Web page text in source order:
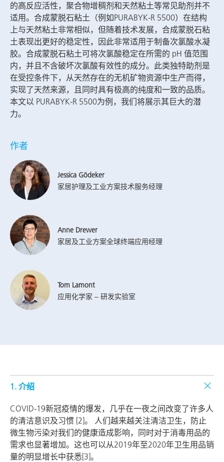
的高反应活性，聚合物增稠剂和天然粘土等常见助剂并不
适用。合成蒙脱石粘土（例如PURABYK-R 5500）在结构
上与天然粘土非常相似，但随着技术发展，合成蒙脱石粘
土表现出更好的稳定性，因此非常适用于制备次氯酸水凝
胶。合成蒙脱石粘土可将次氯酸稳定在所需的 pH 值范围
内，并且不含破坏次氯酸有效性的成分。此类独特助剂是
在受控条件下，从天然存在的无机矿物资源中生产而得，
实现了天然来源，且同时具有极高的纯度和一致的品质。
本文以 PURABYK-R 5500为例，我们将展示其巨大的潜
力。
作者
Jessica Gödeker
家居护理及工业方案技术服务经理
Anne Drewer
家居及工业方案全球终端应用经理
Tom Lamont
应用化学家 – 研发实验室
1. 介绍
COVID-19新冠疫情的爆发，几乎在一夜之间改变了许多人
的清洁意识及习惯 [2]。 人们越来越关注清洁卫生，防止
微生物污染对我们的健康造成影响，同时对于消毒用品的
需求也显著增加。这也可以从2019年至2020年卫生用品销
量的明显增长中获悉[3]。